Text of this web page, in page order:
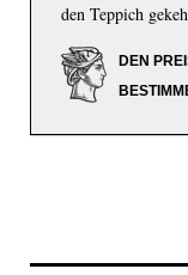
den Teppich
DEN